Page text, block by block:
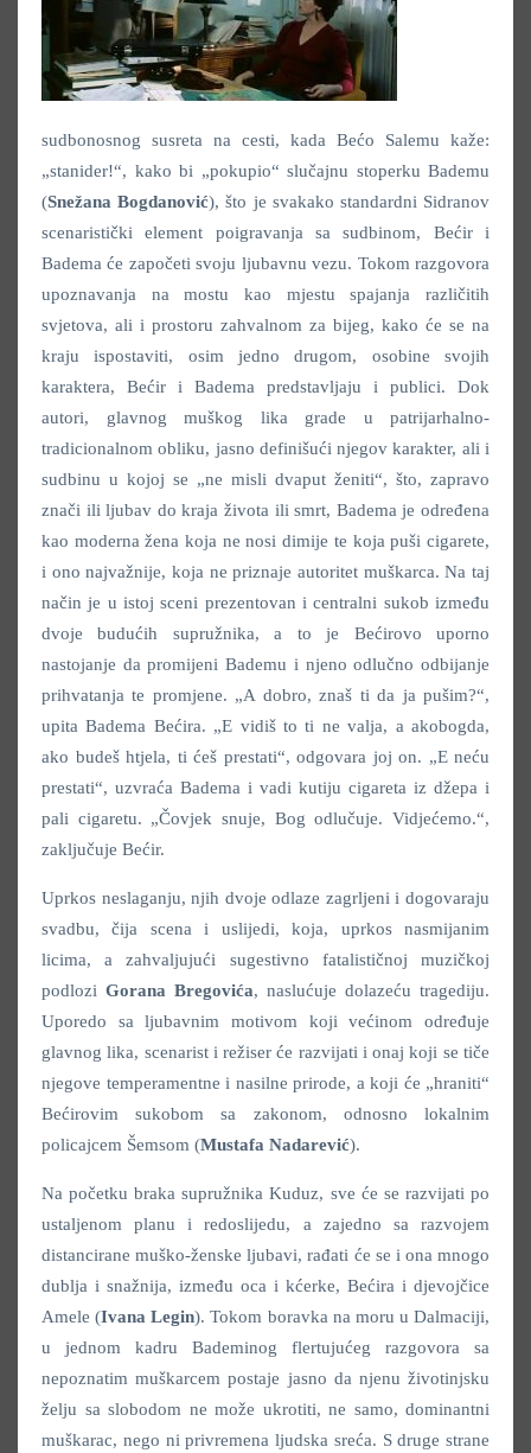
sudbonosnog susreta na cesti, kada Bećo Salemu kaže:
„stanider!“, kako bi „pokupio“ slučajnu stoperku Bademu
(Snežana Bogdanović), što je svakako standardni Sidranov
scenaristički element poigravanja sa sudbinom, Bećir i
Badema će započeti svoju ljubavnu vezu. Tokom razgovora
upoznavanja na mostu kao mjestu spajanja različitih
svjetova, ali i prostoru zahvalnom za bijeg, kako će se na
kraju ispostaviti, osim jedno drugom, osobine svojih
karaktera, Bećir i Badema predstavljaju i publici. Dok
autori, glavnog muškog lika grade u patrijarhalno-
tradicionalnom obliku, jasno definišući njegov karakter, ali i
sudbinu u kojoj se „ne misli dvaput ženiti“, što, zapravo
znači ili ljubav do kraja života ili smrt, Badema je određena
kao moderna žena koja ne nosi dimije te koja puši cigarete,
i ono najvažnije, koja ne priznaje autoritet muškarca. Na taj
način je u istoj sceni prezentovan i centralni sukob između
dvoje budućih supružnika, a to je Bećirovo uporno
nastojanje da promijeni Bademu i njeno odlučno odbijanje
prihvatanja te promjene. „A dobro, znaš ti da ja pušim?“,
upita Badema Bećira. „E vidiš to ti ne valja, a akobogda,
ako budeš htjela, ti ćeš prestati“, odgovara joj on. „E neću
prestati“, uzvraća Badema i vadi kutiju cigareta iz džepa i
pali cigaretu. „Čovjek snuje, Bog odlučuje. Vidjećemo.“,
zaključuje Bećir.
Uprkos neslaganju, njih dvoje odlaze zagrljeni i dogovaraju
svadbu, čija scena i uslijedi, koja, uprkos nasmijanim
licima, a zahvaljujući sugestivno fatalističnoj muzičkoj
podlozi Gorana Bregovića, naslućuje dolazeću tragediju.
Uporedo sa ljubavnim motivom koji većinom određuje
glavnog lika, scenarist i režiser će razvijati i onaj koji se tiče
njegove temperamentne i nasilne prirode, a koji će „hraniti“
Bećirovim sukobom sa zakonom, odnosno lokalnim
policajcem Šemsom (Mustafa Nadarević).
Na početku braka supružnika Kuduz, sve će se razvijati po
ustaljenom planu i redoslijedu, a zajedno sa razvojem
distancirane muško-ženske ljubavi, rađati će se i ona mnogo
dublja i snažnija, između oca i kćerke, Bećira i djevojčice
Amele (Ivana Legin). Tokom boravka na moru u Dalmaciji,
u jednom kadru Bademinog flertujućeg razgovora sa
nepoznatim muškarcem postaje jasno da njenu životinjsku
želju sa slobodom ne može ukrotiti, ne samo, dominantni
muškarac, nego ni privremena ljudska sreća. S druge strane